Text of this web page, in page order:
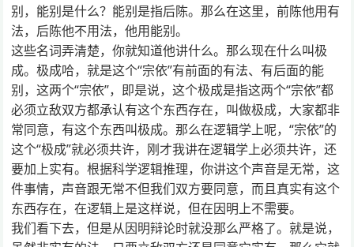
别，能别是什么？能别是指后陈。那么在这里，前陈他用有
法，后陈他不用法，他用能别。
这些名词弄清楚，你就知道他讲什么。那么现在什么叫极
成。极成哈，就是这个“宗依”有前面的有法、有后面的能
别，这两个“宗依”，即是说，这个极成是指这两个“宗依”都
必须立敌双方都承认有这个东西存在，叫做极成，大家都非
常同意，有这个东西叫极成。那么在逻辑学上呢，“宗依”的
这个“极成”就必须共许，刚才我讲在逻辑学上必须共许，还
要加上实有。根据科学逻辑推理，你讲这个声音是无常，这
件事情，声音跟无常不但我们双方要同意，而且真实有这个
东西存在，在逻辑上是这样说，但在因明上不需要。
我们看下去，但是从因明辩论时就没那么严格了。就是说，